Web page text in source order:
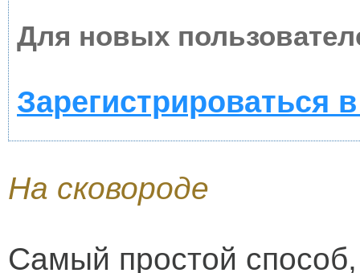
Для новых
Зарегистрироваться
На сковороде
Самый простой